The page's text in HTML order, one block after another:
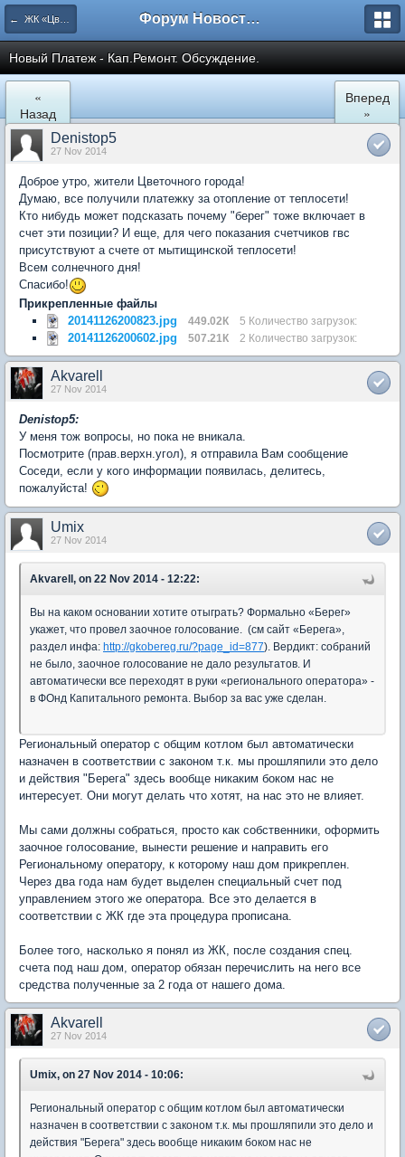
← ЖК «Цветочный город» Микрорайон 22 Форум Новостройки
Новый Платеж - Кап.Ремонт. Обсуждение.
«
Назад
Вперед
»
Denistop5
27 Nov 2014
Доброе утро, жители Цветочного города!
Думаю, все получили платежку за отопление от теплосети!
Кто нибудь может подсказать почему "берег" тоже включает в
счет эти позиции? И еще, для чего показания счетчиков гвс
присутствуют а счете от мытищинской теплосети!
Всем солнечного дня!
Спасибо!
Прикрепленные файлы
20141126200823.jpg
449.02К 5 Количество загрузок:
20141126200602.jpg 507.21К 2 Количество загрузок:
Akvarell
27 Nov 2014
Denistop5:
У меня тож вопросы, но пока не вникала.
Посмотрите (прав.верхн.угол), я отправила Вам сообщение
Соседи, если у кого информации появилась, делитесь,
пожалуйста!
Umix
27 Nov 2014
Akvarell, on 22 Nov 2014 - 12:22:
Вы на каком основании хотите отыграть? Формально «Берег»
укажет, что провел заочное голосование. (см сайт «Берега»,
раздел инфа: http://gkobereg.ru/?page_id=877). Вердикт: собраний
не было, заочное голосование не дало результатов. И
автоматически все переходят в руки «регионального оператора» -
в ФОнд Капитального ремонта. Выбор за вас уже сделан.
Региональный оператор с общим котлом был автоматически
назначен в соответствии с законом т.к. мы прошляпили это дело
и действия "Берега" здесь вообще никаким боком нас не
интересует. Они могут делать что хотят, на нас это не влияет.
Мы сами должны собраться, просто как собственники, оформить
заочное голосование, вынести решение и направить его
Региональному оператору, к которому наш дом прикреплен.
Через два года нам будет выделен специальный счет под
управлением этого же оператора. Все это делается в
соответствии с ЖК где эта процедура прописана.
Более того, насколько я понял из ЖК, после создания спец.
счета под наш дом, оператор обязан перечислить на него все
средства полученные за 2 года от нашего дома.
Akvarell
27 Nov 2014
Umix, on 27 Nov 2014 - 10:06:
Региональный оператор с общим котлом был автоматически
назначен в соответствии с законом т.к. мы прошляпили это дело и
действия "Берега" здесь вообще никаким боком нас не